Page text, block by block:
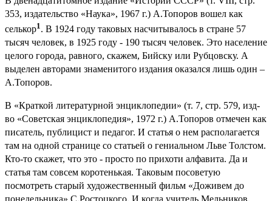
353, издательство «Наука», 1967 г.) А.Топоров вошел как
селькор1 . В 1924 году таковых насчитывалось в стране 57
тысяч человек, в 1925 году - 190 тысяч человек. Это население
целого города, равного, скажем, Бийску или Рубцовску. А
выделен авторами знаменитого издания оказался лишь один –
А.Топоров.
В «Краткой литературной энциклопедии» (т. 7, стр. 579, изд-
во «Советская энциклопедия», 1972 г.) А.Топоров отмечен как
писатель, публицист и педагог. И статья о нем располагается
там на одной странице со статьей о гениальном Льве Толстом.
Кто-то скажет, что это - просто по прихоти алфавита. Да и
статья там совсем коротенькая. Таковым посоветую
посмотреть старый художественный фильм «Доживем до